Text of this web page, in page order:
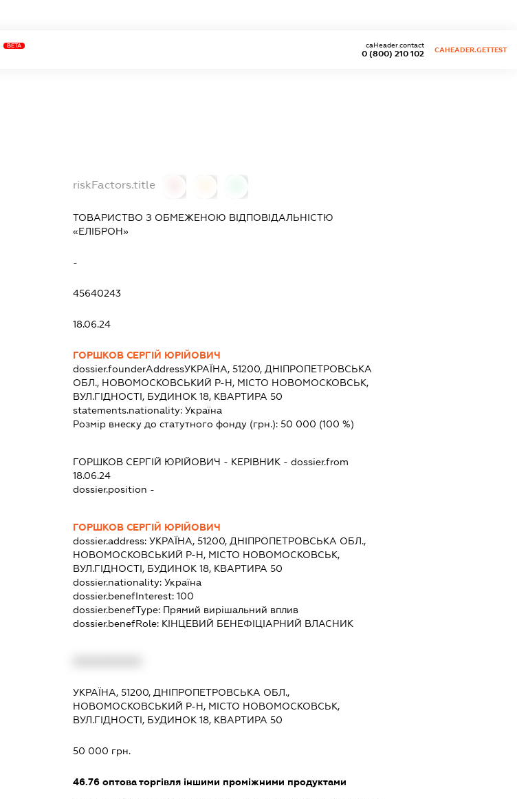
BETA
0 (800) 210 102
caHeader.contact
CAHEADER.GETTEST
riskFactors.title
ТОВАРИСТВО З ОБМЕЖЕНОЮ ВІДПОВІДАЛЬНІСТЮ
«ЕЛІБРОН»
-
45640243
18.06.24
ГОРШКОВ СЕРГІЙ ЮРІЙОВИЧ
dossier.founderAddressУКРАЇНА, 51200, ДНІПРОПЕТРОВСЬКА
ОБЛ., НОВОМОСКОВСЬКИЙ Р-Н, МІСТО НОВОМОСКОВСЬК,
ВУЛ.ГІДНОСТІ, БУДИНОК 18, КВАРТИРА 50
statements.nationality: Україна
Розмір внеску до статутного фонду (грн.): 50 000 (100 %)
ГОРШКОВ СЕРГІЙ ЮРІЙОВИЧ - КЕРІВНИК - dossier.from
18.06.24
dossier.position -
ГОРШКОВ СЕРГІЙ ЮРІЙОВИЧ
dossier.address: УКРАЇНА, 51200, ДНІПРОПЕТРОВСЬКА ОБЛ.,
НОВОМОСКОВСЬКИЙ Р-Н, МІСТО НОВОМОСКОВСЬК,
ВУЛ.ГІДНОСТІ, БУДИНОК 18, КВАРТИРА 50
dossier.nationality: Україна
dossier.benefInterest: 100
dossier.benefType: Прямий вирішальний вплив
dossier.benefRole: КІНЦЕВИЙ БЕНЕФІЦІАРНИЙ ВЛАСНИК
УКРАЇНА, 51200, ДНІПРОПЕТРОВСЬКА ОБЛ.,
НОВОМОСКОВСЬКИЙ Р-Н, МІСТО НОВОМОСКОВСЬК,
ВУЛ.ГІДНОСТІ, БУДИНОК 18, КВАРТИРА 50
50 000 грн.
46.76оптова торгівля іншими проміжними продуктами